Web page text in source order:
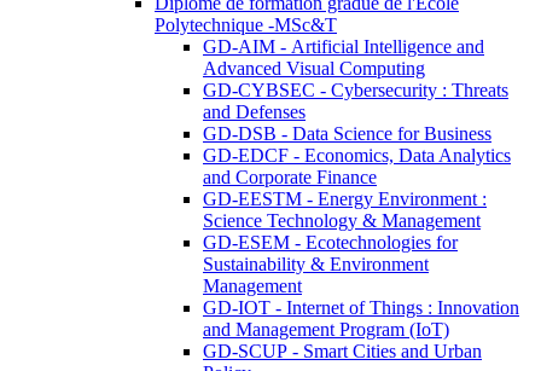
Polytechnique -MSc&T
GD-AIM - Artificial Intelligence and
Advanced Visual Computing
GD-CYBSEC - Cybersecurity : Threats
and Defenses
GD-DSB - Data Science for Business
GD-EDCF - Economics, Data Analytics
and Corporate Finance
GD-EESTM - Energy Environment :
Science Technology & Management
GD-ESEM - Ecotechnologies for
Sustainability & Environment
Management
GD-IOT - Internet of Things : Innovation
and Management Program (IoT)
GD-SCUP - Smart Cities and Urban